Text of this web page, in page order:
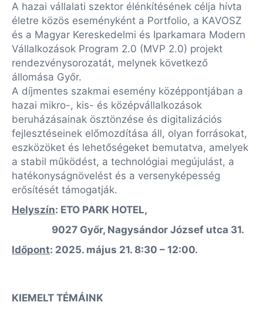
A hazai vállalati szektor élénkítésének célja hívta
életre közös eseményként a Portfolio, a KAVOSZ
és a Magyar Kereskedelmi és Iparkamara Modern
Vállalkozások Program 2.0 (MVP 2.0) projekt
rendezvénysorozatát, melynek következő
állomása Győr.
A díjmentes szakmai esemény középpontjában a
hazai mikro-, kis- és középvállalkozások
beruházásainak ösztönzése és digitalizációs
fejlesztéseinek előmozdítása áll, olyan forrásokat,
eszközöket és lehetőségeket bemutatva, amelyek
a stabil működést, a technológiai megújulást, a
hatékonyságnövelést és a versenyképesség
erősítését támogatják.
Helyszín: ETO PARK HOTEL,
9027 Győr, Nagysándor József utca 31.
Időpont: 2025. május 21. 8:30 – 12:00.
KIEMELT TÉMÁINK